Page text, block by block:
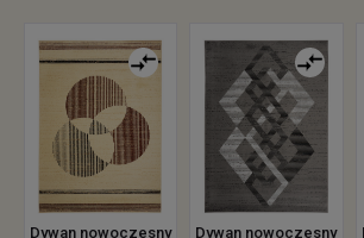
Dywan nowoczesny Dywan nowoczesny